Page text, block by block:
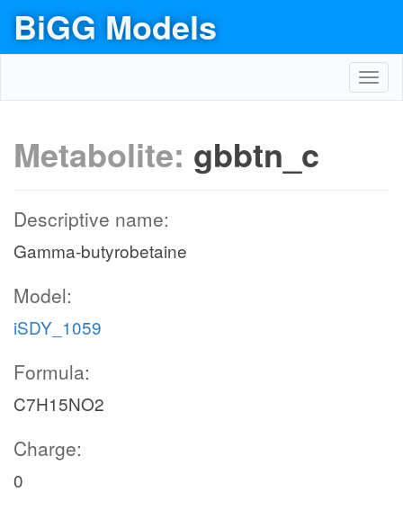
BiGG Models
Metabolite: gbbtn_c
Descriptive name:
Gamma-butyrobetaine
Model:
iSDY_1059
Formula:
C7H15NO2
Charge:
0